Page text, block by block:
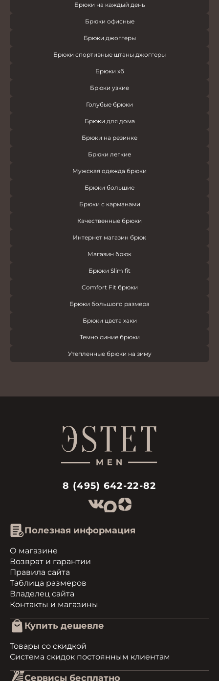
Брюки на каждый день
Брюки офисные
Брюки джоггеры
Брюки спортивные штаны джоггеры
Брюки хб
Брюки узкие
Голубые брюки
Брюки для дома
Брюки на резинке
Брюки легкие
Мужская одежда брюки
Брюки большие
Брюки с карманами
Качественные брюки
Интернет магазин брюк
Магазин брюк
Брюки Slim fit
Comfort Fit брюки
Брюки большого размера
Брюки цвета хаки
Темно синие брюки
Утепленные брюки на зиму
8 (495) 642-22-82
Полезная информация
О магазине
Возврат и гарантии
Правила сайта
Таблица размеров
Владелец сайта
Контакты и магазины
Купить дешевле
Товары со скидкой
Система скидок постоянным клиентам
Сервисы бесплатно